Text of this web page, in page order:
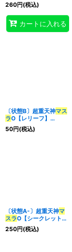
ト】{アジアCYAC-
JP039}《シンクロ》
260円(税込)
カートに入れる
〔状態B〕超重天神マス
ラO【レリーフ】
{CYAC-JP039}《シン
クロ》
50円(税込)
〔状態A-〕超重天神マ
スラO【シークレット】
{CYAC-JP039}《シン
クロ》
250円(税込)